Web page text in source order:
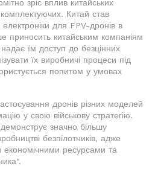
зріс вплив китайських
комплектуючих. Китай став
для FPV-дронів в
приносить китайським компаніям
їм доступ до безцінних
їх виробничі процеси під
попитом у умовах
дронів різних моделей
у свою військову стратегію.
значно більшу
безпілотників, адже
економічними ресурсами та